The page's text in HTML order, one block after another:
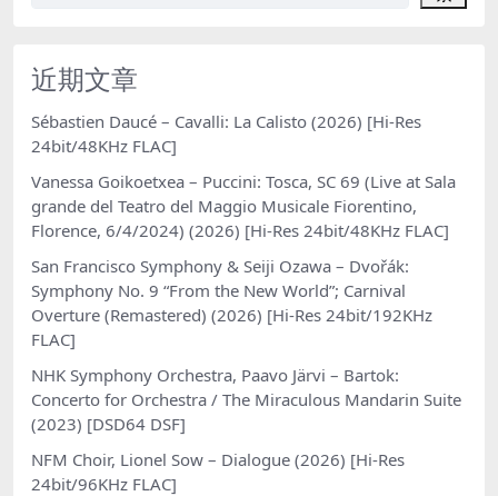
近期文章
Sébastien Daucé – Cavalli: La Calisto (2026) [Hi-Res
24bit/48KHz FLAC]
Vanessa Goikoetxea – Puccini: Tosca, SC 69 (Live at Sala
grande del Teatro del Maggio Musicale Fiorentino,
Florence, 6/4/2024) (2026) [Hi-Res 24bit/48KHz FLAC]
San Francisco Symphony & Seiji Ozawa – Dvořák:
Symphony No. 9 “From the New World”; Carnival
Overture (Remastered) (2026) [Hi-Res 24bit/192KHz
FLAC]
NHK Symphony Orchestra, Paavo Järvi – Bartok:
Concerto for Orchestra / The Miraculous Mandarin Suite
(2023) [DSD64 DSF]
NFM Choir, Lionel Sow – Dialogue (2026) [Hi-Res
24bit/96KHz FLAC]